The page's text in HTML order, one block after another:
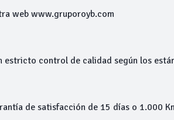
web www.gruporoyb.com
estricto control de calidad según los
de satisfacción de 15 días o 1.000